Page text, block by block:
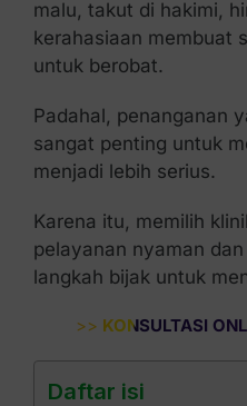
malu, takut di hakimi,
kerahasiaan membuat
untuk berobat.
Padahal, penanganan
sangat penting untuk
menjadi lebih serius.
Karena itu, memilih
pelayanan nyaman
langkah bijak untuk
>> KONSULTASI
Daftar isi